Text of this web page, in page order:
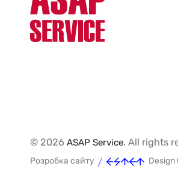
© 2026 ASAP Service. All rights
Розробка сайту / Design